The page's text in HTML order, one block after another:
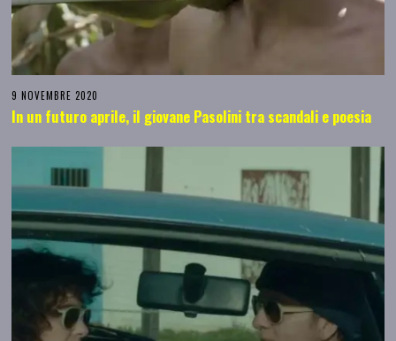
9 NOVEMBRE 2020
In un futuro aprile, il giovane Pasolini tra scandali e poesia